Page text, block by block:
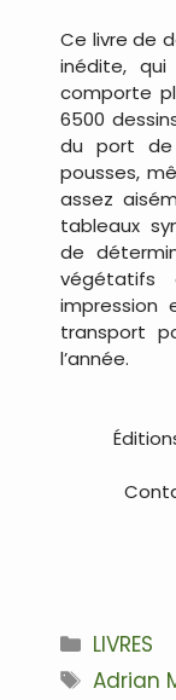
Ce livre de
inédite,
comporte
6500
du port
pousses,
assez
tableaux
de
impression
transport
l’année.
LIVRES
Adrian